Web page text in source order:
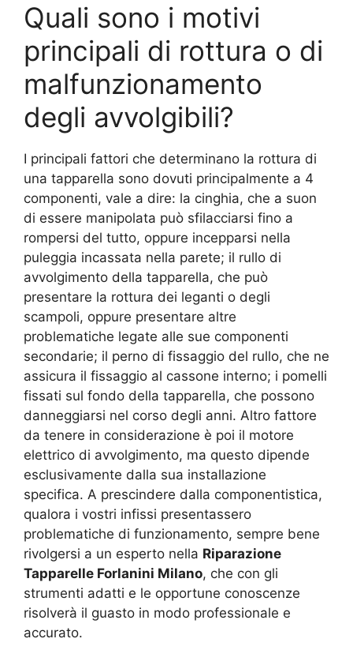
Quali sono i motivi
principali di rottura o di
malfunzionamento
degli avvolgibili?
I principali fattori che determinano la rottura di
una tapparella sono dovuti principalmente a 4
componenti, vale a dire: la cinghia, che a suon
di essere manipolata può sfilacciarsi fino a
rompersi del tutto, oppure incepparsi nella
puleggia incassata nella parete; il rullo di
avvolgimento della tapparella, che può
presentare la rottura dei leganti o degli
scampoli, oppure presentare altre
problematiche legate alle sue componenti
secondarie; il perno di fissaggio del rullo, che ne
assicura il fissaggio al cassone interno; i pomelli
fissati sul fondo della tapparella, che possono
danneggiarsi nel corso degli anni. Altro fattore
da tenere in considerazione è poi il motore
elettrico di avvolgimento, ma questo dipende
esclusivamente dalla sua installazione
specifica. A prescindere dalla componentistica,
qualora i vostri infissi presentassero
problematiche di funzionamento, sempre bene
rivolgersi a un esperto nella Riparazione
Tapparelle Forlanini Milano, che con gli
strumenti adatti e le opportune conoscenze
risolverà il guasto in modo professionale e
accurato.